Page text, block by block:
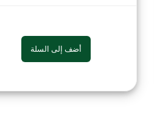
أضف إلى السلة